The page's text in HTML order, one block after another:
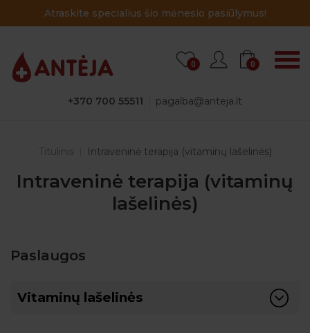
Atraskite specialius šio mėnesio pasiūlymus!
+370 700 55511 pagalba@anteja.lt
0 0
Titulinis Intraveninė terapija (vitaminų lašelinės)
Intraveninė terapija (vitaminų
lašelinės)
Paslaugos
Vitaminų lašelinės